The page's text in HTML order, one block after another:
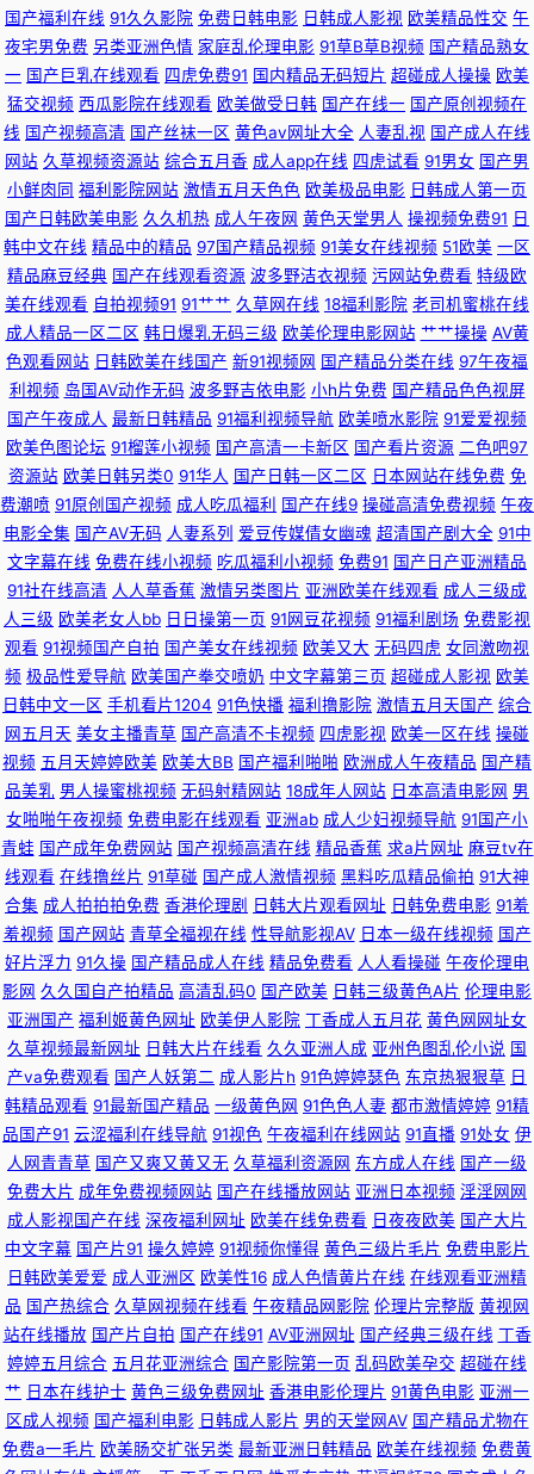
蕉伊人久久 91资源人妻 麻豆先锋影视 91大神啪啪视频蜜桃 国产日韩乱码
91porn九色蝌蚪 国产二区v 污污色色视频网站 超碰在线社区 天美免费视频
99艹艹艹 日本a阿v免费视频 大香蕉怡红院院 婷婷五月论坛 www91日和操
日韩AV无码自拍 大香蕉精超碰 婷婷五月天se 92国产区 欧美毛多水多bb 91
社网址 91视频国产网站 精品操逼 91人人操人人妻 97不卡在线视频 超碰夜夜
撸视频 午夜国产老熟女 91国产视频在线观看免费 久草在线 人妻午夜天堂 国
利社 大香蕉92 亚洲AV超碰资源站 豆花黑料导航 久热大香蕉 色色啪啪91 91
草美女 成人网站在线看 超碰在线最97 久久综合国产自拍 色婷婷色播播色婷
婷 传媒91福利 男女男啪啪啪 九九色色 91超碰在线内射 日韩97 91大神啪视
频 欧美人妖撸管 91社区试看一分钟 国产日韩欧美另类中文 www激情五月婷
婷 国产美女 日韩欧美女同 四虎乱轮 国产视频这里有 91性爰视频 欧美恋足网
站 中文字幕自拍一区 97超碰草草 深爱五月天激情 97欧美人妻一区二区 丝袜
足交射精 97色永久 午夜国产老熟女 传媒免费版91 国产精品久久中文字 先锋
影音资源AV站 91网页在线观看 韩国色网深爱网 91白丝尤物 国产96视频网站
探花视频91 99福利网 日韩操B视频 免费阿Ⅴ 狠狠日综合网 91啪视频网站 欧
美不卡成人在线 91专区在线 欧美专区线路一 avttAV51 久91c 亚洲视频国产
ts 91香蕉综合操网 亚洲主播国产 久久艹精品在线 91蜜臀在线观看入口 日本
人妻久久精 91视频精选 色悠悠手机综合网 东京热导航大乱 影音先锋人妻资
源 黄香蕉网 91传播媒mv 黄色91 91超碰人人澡人人妻 午夜影院体验区 国产
内射在线一区 91性免费视频 亚洲一二区 激情综合网激情九月 91大神精品丝
袜女神 久草久草热资源 91免费在线观看高清 www五月天丁香社区 日朝精品
BB 国产精品久久网站 91色色影院 欧美综合色 国产精品熟女免费一区 蜜臀
国产福利在线 91久久影院 免费日韩电影 日韩成人影视 欧美精品性交 午
夜宅男免费 另类亚洲色情 家庭乱伦理电影 91草B草B视频 国产精品熟女
一 国产巨乳在线观看 四虎免费91 国内精品无码短片 超碰成人操操 欧美
猛交视频 西瓜影院在线观看 欧美做受日韩 国产在线一 国产原创视频在
线 国产视频高清 国产丝袜一区 黄色av网址大全 人妻乱视 国产成人在线
网站 久草视频资源站 综合五月香 成人app在线 四虎试看 91男女 国产男
小鲜肉同 福利影院网站 激情五月天色色 欧美极品电影 日韩成人第一页
国产日韩欧美电影 久久机热 成人午夜网 黄色天堂男人 操视频免费91 日
韩中文在线 精品中的精品 97国产精品视频 91美女在线视频 51欧美 一区
精品麻豆经典 国产在线观看资源 波多野洁衣视频 污网站免费看 特级欧
美在线观看 自拍视频91 91艹艹 久草网在线 18福利影院 老司机蜜桃在线
成人精品一区二区 韩日爆乳无码三级 欧美伦理电影网站 艹艹操操 AV黄
色观看网站 日韩欧美在线国产 新91视频网 国产精品分类在线 97午夜福
利视频 岛国AV动作无码 波多野吉依电影 小h片免费 国产精品色色视屏
国产午夜成人 最新日韩精品 91福利视频导航 欧美喷水影院 91爱爱视频
欧美色图论坛 91榴莲小视频 国产高清一卡新区 国产看片资源 二色吧97
资源站 欧美日韩另类0 91华人 国产日韩一区二区 日本网站在线免费 免
费潮喷 91原创国产视频 成人吃瓜福利 国产在线9 操碰高清免费视频 午夜
电影全集 国产AV无码 人妻系列 爱豆传媒倩女幽魂 超清国产剧大全 91中
文字幕在线 免费在线小视频 吃瓜福利小视频 免费91 国产日产亚洲精品
91社在线高清 人人草香蕉 激情另类图片 亚洲欧美在线观看 成人三级成
人三级 欧美老女人bb 日日操第一页 91网豆花视频 91福利剧场 免费影视
观看 91视频国产自拍 国产美女在线视频 欧美又大 无码四虎 女同激吻视
频 极品性爱导航 欧美国产拳交喷奶 中文字幕第三页 超碰成人影视 欧美
日韩中文一区 手机看片1204 91色快播 福利撸影院 激情五月天国产 综合
网五月天 美女主播青草 国产高清不卡视频 四虎影视 欧美一区在线 操碰
视频 五月天婷婷欧美 欧美大BB 国产福利啪啪 欧洲成人午夜精品 国产精
品美乳 男人操蜜桃视频 无码射精网站 18成年人网站 日本高清电影网 男
女啪啪午夜视频 免费电影在线观看 亚洲ab 成人少妇视频导航 91国产小
青蛙 国产成年免费网站 国产视频高清在线 精品香蕉 求a片网址 麻豆tv在
线观看 在线撸丝片 91草碰 国产成人激情视频 黑料吃瓜精品偷拍 91大神
合集 成人拍拍拍免费 香港伦理剧 日韩大片观看网址 日韩免费电影 91羞
羞视频 国产网站 青草全福视在线 性导航影视AV 日本一级在线视频 国产
好片浮力 91久操 国产精品成人在线 精品免费看 人人看操碰 午夜伦理电
影网 久久国自产拍精品 高清乱码0 国产欧美 日韩三级黄色A片 伦理电影
亚洲国产 福利姬黄色网址 欧美伊人影院 丁香成人五月花 黄色网网址女
久草视频最新网址 日韩大片在线看 久久亚洲人成 亚州色图乱伦小说 国
产va免费观看 国产人妖第二 成人影片h 91色婷婷瑟色 东京热狠狠草 日
韩精品观看 91最新国产精品 一级黄色网 91色色人妻 都市激情婷婷 91精
品国产91 云涩福利在线导航 91视色 午夜福利在线网站 91直播 91处女 伊
人网青青草 国产又爽又黄又无 久草福利资源网 东方成人在线 国产一级
免费大片 成年免费视频网站 国产在线播放网站 亚洲日本视频 淫淫网网
成人影视国产在线 深夜福利网址 欧美在线免费看 日夜夜欧美 国产大片
中文字幕 国产片91 操久婷婷 91视频你懂得 黄色三级片毛片 免费电影片
日韩欧美爱爱 成人亚洲区 欧美性16 成人色情黄片在线 在线观看亚洲精
品 国产热综合 久草网视频在线看 午夜精品网影院 伦理片完整版 黄视网
站在线播放 国产片自拍 国产在线91 AV亚洲网址 国产经典三级在线 丁香
婷婷五月综合 五月花亚洲综合 国产影院第一页 乱码欧美孕交 超碰在线
艹 日本在线护士 黄色三级免费网址 香港电影伦理片 91黄色电影 亚洲一
区成人视频 国产福利电影 日韩成人影片 男的天堂网AV 国产精品尤物在
免费a一毛片 欧美肠交扩张另类 最新亚洲日韩精品 欧美在线视频 免费黄